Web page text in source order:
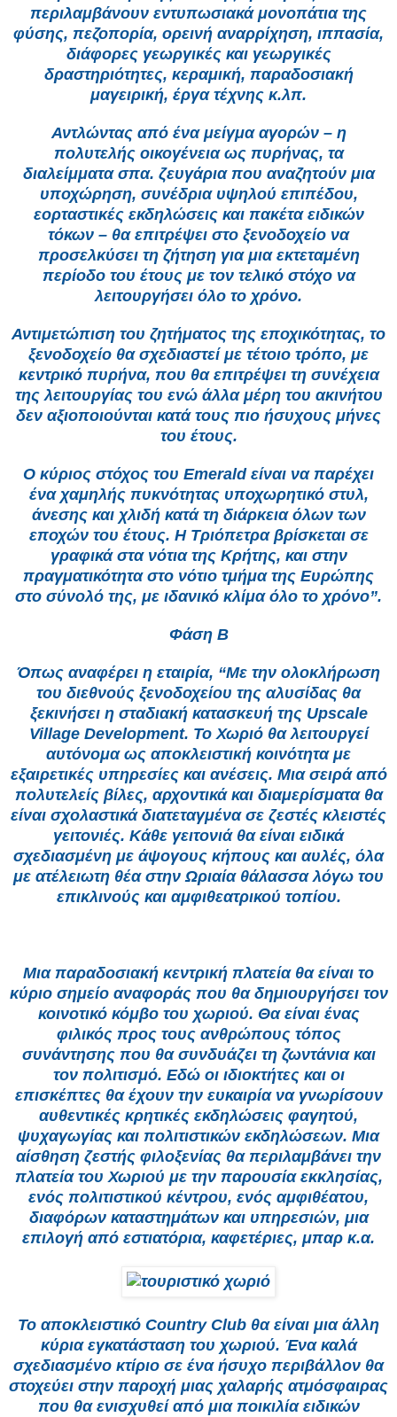
περιλαμβάνουν εντυπωσιακά μονοπάτια της
φύσης, πεζοπορία, ορεινή αναρρίχηση, ιππασία,
διάφορες γεωργικές και γεωργικές
δραστηριότητες, κεραμική, παραδοσιακή
μαγειρική, έργα τέχνης κ.λπ.
Αντλώντας από ένα μείγμα αγορών – η
πολυτελής οικογένεια ως πυρήνας, τα
διαλείμματα σπα. ζευγάρια που αναζητούν μια
υποχώρηση, συνέδρια υψηλού επιπέδου,
εορταστικές εκδηλώσεις και πακέτα ειδικών
τόκων – θα επιτρέψει στο ξενοδοχείο να
προσελκύσει τη ζήτηση για μια εκτεταμένη
περίοδο του έτους με τον τελικό στόχο να
λειτουργήσει όλο το χρόνο.
Αντιμετώπιση του ζητήματος της εποχικότητας, το
ξενοδοχείο θα σχεδιαστεί με τέτοιο τρόπο, με
κεντρικό πυρήνα, που θα επιτρέψει τη συνέχεια
της λειτουργίας του ενώ άλλα μέρη του ακινήτου
δεν αξιοποιούνται κατά τους πιο ήσυχους μήνες
του έτους.
Ο κύριος στόχος του Emerald είναι να παρέχει
ένα χαμηλής πυκνότητας υποχωρητικό στυλ,
άνεσης και χλιδή κατά τη διάρκεια όλων των
εποχών του έτους. Η Τριόπετρα βρίσκεται σε
γραφικά στα νότια της Κρήτης, και στην
πραγματικότητα στο νότιο τμήμα της Ευρώπης
στο σύνολό της, με ιδανικό κλίμα όλο το χρόνο”.
Φάση Β
Όπως αναφέρει η εταιρία, “Με την ολοκλήρωση
του διεθνούς ξενοδοχείου της αλυσίδας θα
ξεκινήσει η σταδιακή κατασκευή της Upscale
Village Development. Το Χωριό θα λειτουργεί
αυτόνομα ως αποκλειστική κοινότητα με
εξαιρετικές υπηρεσίες και ανέσεις. Μια σειρά από
πολυτελείς βίλες, αρχοντικά και διαμερίσματα θα
είναι σχολαστικά διατεταγμένα σε ζεστές κλειστές
γειτονιές. Κάθε γειτονιά θα είναι ειδικά
σχεδιασμένη με άψογους κήπους και αυλές, όλα
με ατέλειωτη θέα στην Ωριαία θάλασσα λόγω του
επικλινούς και αμφιθεατρικού τοπίου.
Μια παραδοσιακή κεντρική πλατεία θα είναι το
κύριο σημείο αναφοράς που θα δημιουργήσει τον
κοινοτικό κόμβο του χωριού. Θα είναι ένας
φιλικός προς τους ανθρώπους τόπος
συνάντησης που θα συνδυάζει τη ζωντάνια και
τον πολιτισμό. Εδώ οι ιδιοκτήτες και οι
επισκέπτες θα έχουν την ευκαιρία να γνωρίσουν
αυθεντικές κρητικές εκδηλώσεις φαγητού,
ψυχαγωγίας και πολιτιστικών εκδηλώσεων. Μια
αίσθηση ζεστής φιλοξενίας θα περιλαμβάνει την
πλατεία του Χωριού με την παρουσία εκκλησίας,
ενός πολιτιστικού κέντρου, ενός αμφιθέατου,
διαφόρων καταστημάτων και υπηρεσιών, μια
επιλογή από εστιατόρια, καφετέριες, μπαρ κ.α.
Το αποκλειστικό Country Club θα είναι μια άλλη
κύρια εγκατάσταση του χωριού. Ένα καλά
σχεδιασμένο κτίριο σε ένα ήσυχο περιβάλλον θα
στοχεύει στην παροχή μιας χαλαρής ατμόσφαιρας
που θα ενισχυθεί από μια ποικιλία ειδικών